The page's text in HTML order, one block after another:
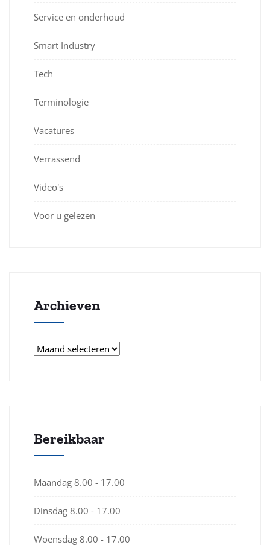
Service en onderhoud
Smart Industry
Tech
Terminologie
Vacatures
Verrassend
Video's
Voor u gelezen
Archieven
Bereikbaar
Maandag 8.00 - 17.00
Dinsdag 8.00 - 17.00
Woensdag 8.00 - 17.00